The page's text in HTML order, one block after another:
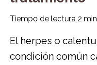
Tiempo de lectura 2
El herpes o
condición común